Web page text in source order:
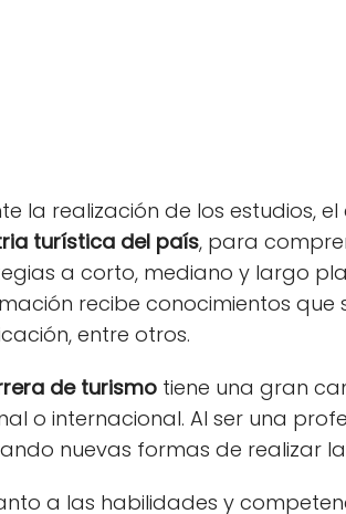
la realización de los estudios,
turística del país, para
a corto, mediano y largo
recibe conocimientos que
entre otros.
de turismo tiene una gran
o internacional. Al ser una
nuevas formas de realizar
a las habilidades y